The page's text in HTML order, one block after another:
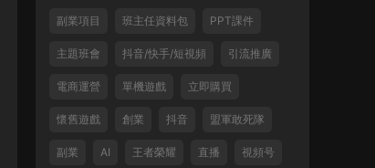
副業項目 班主任資料包 PPT課件
主題班會 抖音/快手/短視頻 引流推廣
電商運營 單機遊戲 立即購買
懷舊遊戲 創業 抖音 盟軍敢死隊
副業 AI 王者榮耀 直播 視頻号